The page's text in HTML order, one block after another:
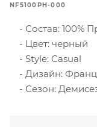
NF5100PH-000
Состав: 100%
Цвет: черный
Style: Casual
Дизайн:
Сезон: